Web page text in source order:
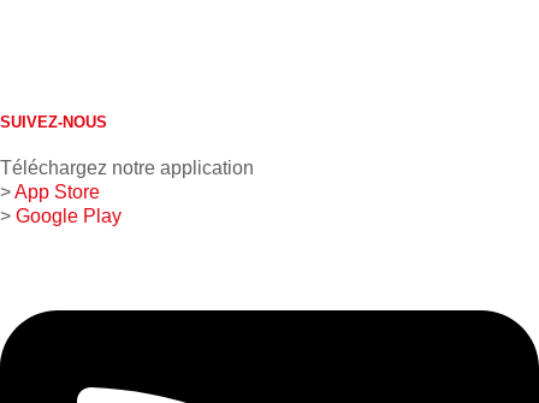
SUIVEZ-NOUS
Téléchargez notre application
>App Store
> Google Play